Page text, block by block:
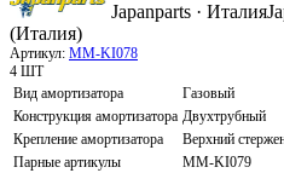
Japanparts · Италия
(Италия)
Артикул: MM-KI078
4 ШТ
Вид амортизатора
Газовый
Конструкция амортизатора Двухтрубный
Крепление амортизатора
Верхний
Парные артикулы
MM-KI079